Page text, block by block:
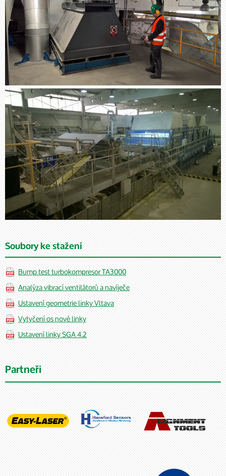
Soubory ke stažení
Bump test turbokompresor TA3000
Analýza vibrací ventilátorů a navíječe
Ustavení geometrie linky Vltava
Vytyčení os nové linky
Ustavení linky SGA 4.2
Partneři